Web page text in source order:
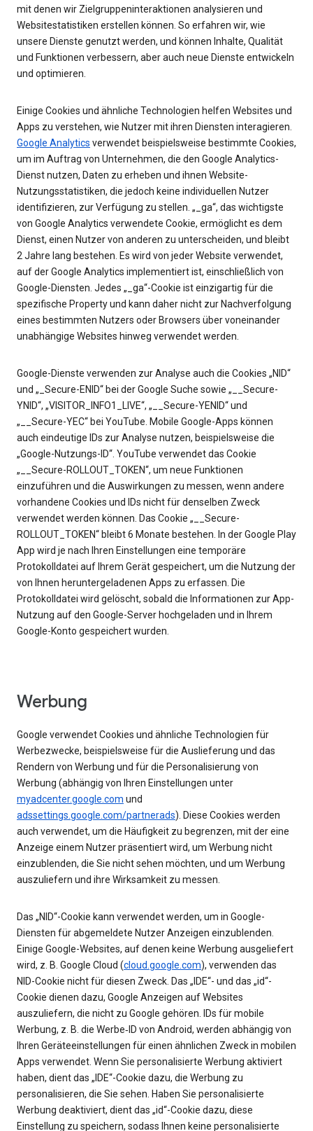
mit denen wir Zielgruppeninteraktionen analysieren und
Websitestatistiken erstellen können. So erfahren wir, wie
unsere Dienste genutzt werden, und können Inhalte, Qualität
und Funktionen verbessern, aber auch neue Dienste entwickeln
und optimieren.
Einige Cookies und ähnliche Technologien helfen Websites und
Apps zu verstehen, wie Nutzer mit ihren Diensten interagieren.
Google Analytics verwendet beispielsweise bestimmte Cookies,
um im Auftrag von Unternehmen, die den Google Analytics-
Dienst nutzen, Daten zu erheben und ihnen Website-
Nutzungsstatistiken, die jedoch keine individuellen Nutzer
identifizieren, zur Verfügung zu stellen. „_ga“, das wichtigste
von Google Analytics verwendete Cookie, ermöglicht es dem
Dienst, einen Nutzer von anderen zu unterscheiden, und bleibt
2 Jahre lang bestehen. Es wird von jeder Website verwendet,
auf der Google Analytics implementiert ist, einschließlich von
Google-Diensten. Jedes „_ga“-Cookie ist einzigartig für die
spezifische Property und kann daher nicht zur Nachverfolgung
eines bestimmten Nutzers oder Browsers über voneinander
unabhängige Websites hinweg verwendet werden.
Google-Dienste verwenden zur Analyse auch die Cookies „NID“
und „_Secure-ENID“ bei der Google Suche sowie „__Secure-
YNID“, „VISITOR_INFO1_LIVE“, „__Secure-YENID“ und
„__Secure-YEC“ bei YouTube. Mobile Google-Apps können
auch eindeutige IDs zur Analyse nutzen, beispielsweise die
„Google-Nutzungs-ID“. YouTube verwendet das Cookie
„__Secure-ROLLOUT_TOKEN“, um neue Funktionen
einzuführen und die Auswirkungen zu messen, wenn andere
vorhandene Cookies und IDs nicht für denselben Zweck
verwendet werden können. Das Cookie „__Secure-
ROLLOUT_TOKEN“ bleibt 6 Monate bestehen. In der Google Play
App wird je nach Ihren Einstellungen eine temporäre
Protokolldatei auf Ihrem Gerät gespeichert, um die Nutzung der
von Ihnen heruntergeladenen Apps zu erfassen. Die
Protokolldatei wird gelöscht, sobald die Informationen zur App-
Nutzung auf den Google-Server hochgeladen und in Ihrem
Google-Konto gespeichert wurden.
Werbung
Google verwendet Cookies und ähnliche Technologien für
Werbezwecke, beispielsweise für die Auslieferung und das
Rendern von Werbung und für die Personalisierung von
Werbung (abhängig von Ihren Einstellungen unter
myadcenter.google.com und
adssettings.google.com/partnerads). Diese Cookies werden
auch verwendet, um die Häufigkeit zu begrenzen, mit der eine
Anzeige einem Nutzer präsentiert wird, um Werbung nicht
einzublenden, die Sie nicht sehen möchten, und um Werbung
auszuliefern und ihre Wirksamkeit zu messen.
Das „NID“-Cookie kann verwendet werden, um in Google-
Diensten für abgemeldete Nutzer Anzeigen einzublenden.
Einige Google-Websites, auf denen keine Werbung ausgeliefert
wird, z. B. Google Cloud (cloud.google.com), verwenden das
NID-Cookie nicht für diesen Zweck. Das „IDE“- und das „id“-
Cookie dienen dazu, Google Anzeigen auf Websites
auszuliefern, die nicht zu Google gehören. IDs für mobile
Werbung, z. B. die Werbe‑ID von Android, werden abhängig von
Ihren Geräteeinstellungen für einen ähnlichen Zweck in mobilen
Apps verwendet. Wenn Sie personalisierte Werbung aktiviert
haben, dient das „IDE“-Cookie dazu, die Werbung zu
personalisieren, die Sie sehen. Haben Sie personalisierte
Werbung deaktiviert, dient das „id“-Cookie dazu, diese
Einstellung zu speichern, sodass Ihnen keine personalisierte